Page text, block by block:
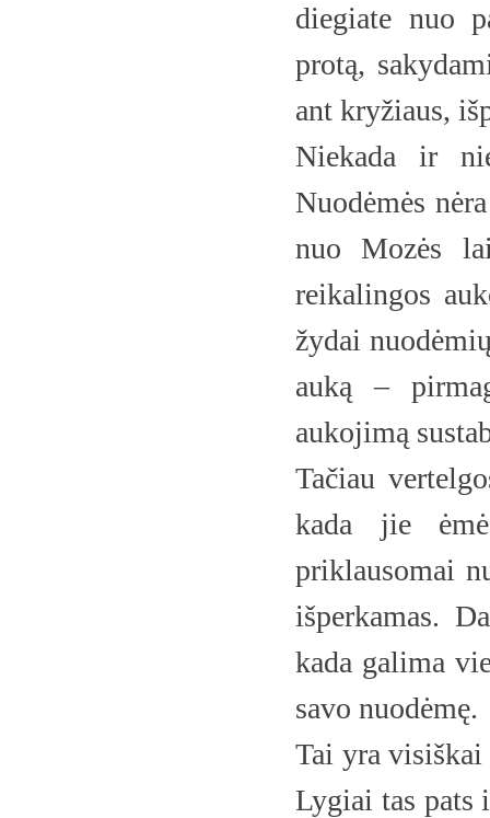
diegiate nuo
protą,
ant kryžiaus,
Niekada ir
Nuodėmės
nuo Mozės
reikalingos
žydai
auką –
aukojimą
Tačiau
kada jie
priklausomai
išperkamas.
kada galima
savo nuodėmę.
Tai yra
Lygiai tas pats